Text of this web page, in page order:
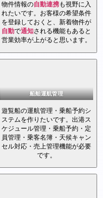
物件情報の自動連携も視野に入
れたいです。お客様の希望条件
を登録しておくと、新着物件が
自動で通知される機能もあると
営業効率が上がると思います。
船舶運航管理
遊覧船の運航管理・乗船予約シ
ステムを作りたいです。出港ス
ケジュール管理・乗船予約・定
員管理・乗客名簿・天候キャン
セル対応・売上管理機能が必要
です。